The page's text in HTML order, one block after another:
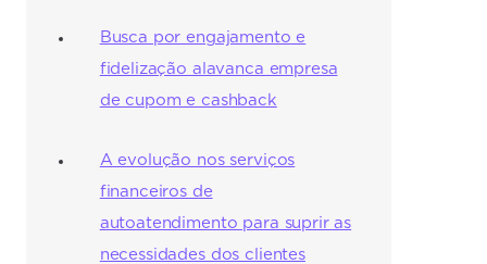
Busca por engajamento e
fidelização alavanca empresa
de cupom e cashback
A evolução nos serviços
financeiros de
autoatendimento para suprir as
necessidades dos clientes